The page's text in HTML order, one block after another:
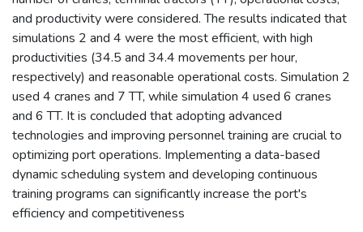
and productivity were considered. The results indicated that
simulations 2 and 4 were the most efficient, with high
productivities (34.5 and 34.4 movements per hour,
respectively) and reasonable operational costs. Simulation 2
used 4 cranes and 7 TT, while simulation 4 used 6 cranes
and 6 TT. It is concluded that adopting advanced
technologies and improving personnel training are crucial to
optimizing port operations. Implementing a data-based
dynamic scheduling system and developing continuous
training programs can significantly increase the port's
efficiency and competitiveness